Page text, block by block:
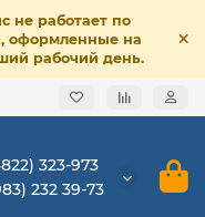
не работает по
оформленные на
рабочий день.
323-973
232 39-73